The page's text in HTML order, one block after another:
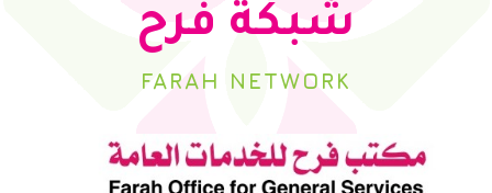
شبكة فرح
FARAH NETWORK